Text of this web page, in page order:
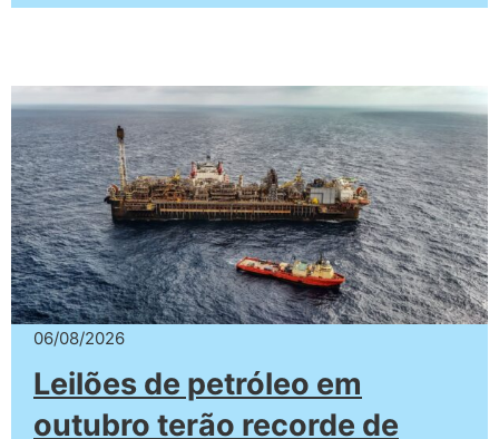
06/08/2026
Leilões de petróleo em
outubro terão recorde de